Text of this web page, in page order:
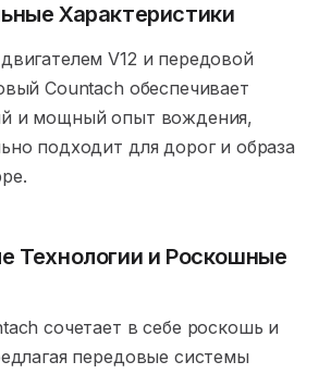
Характеристики
V12 и передовой
Countach обеспечивает
и мощный опыт вождения,
подходит для дорог и образа
Технологии и Роскошные
сочетает в себе роскошь и
передовые системы